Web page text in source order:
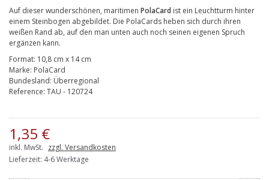
Auf dieser wunderschönen, maritimen PolaCard ist ein Leuchtturm hinter
einem Steinbogen abgebildet. Die PolaCards heben sich durch ihren
weißen Rand ab, auf den man unten auch noch seinen eigenen Spruch
ergänzen kann.
Format: 10,8 cm x 14 cm
Marke: PolaCard
Bundesland: Überregional
Reference: TAU - 120724
1,35 €
inkl. MwSt. zzgl. Versandkosten
Lieferzeit: 4-6 Werktage